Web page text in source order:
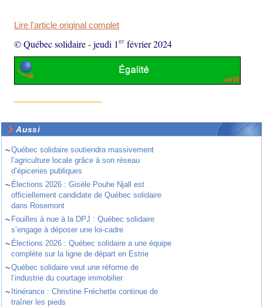
Lire l'article original complet
© Québec solidaire-jeudi 1er février 2024
Aussi
~Québec solidaire soutiendra massivement
l’agriculture locale grâce à son réseau
d’épiceries publiques
~ Élections 2026 : Gisèle Pouhe Njall est
officiellement candidate de Québec solidaire
dans Rosemont
~ Fouilles à nue à la DPJ : Québec solidaire
s’engage à déposer une loi-cadre
~ Élections 2026 : Québec solidaire a une équipe
complète sur la ligne de départ en Estrie
~Québec solidaire veut une réforme de
l’industrie du courtage immobilier
~ Itinérance : Christine Fréchette continue de
traîner les pieds